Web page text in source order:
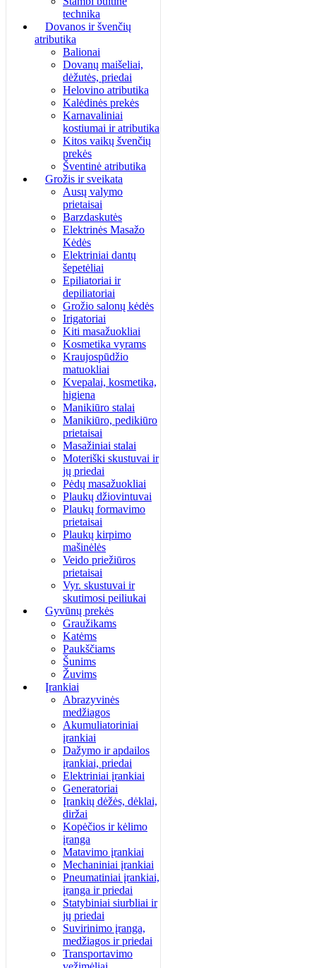
technika
Dovanos ir švenčių
atributika
Balionai
Dovanų maišeliai,
dėžutės, priedai
Helovino atributika
Kalėdinės prekės
Karnavaliniai
kostiumai ir atributika
Kitos vaikų švenčių
prekės
Šventinė atributika
Grožis ir sveikata
Ausų valymo
prietaisai
Barzdaskutės
Elektrinės Masažo
Kėdės
Elektriniai dantų
šepetėliai
Epiliatoriai ir
depiliatoriai
Grožio salonų kėdės
Irigatoriai
Kiti masažuokliai
Kosmetika vyrams
Kraujospūdžio
matuokliai
Kvepalai, kosmetika,
higiena
Manikiūro stalai
Manikiūro, pedikiūro
prietaisai
Masažiniai stalai
Moteriški skustuvai ir
jų priedai
Pėdų masažuokliai
Plaukų džiovintuvai
Plaukų formavimo
prietaisai
Plaukų kirpimo
mašinėlės
Veido priežiūros
prietaisai
Vyr. skustuvai ir
skutimosi peiliukai
Gyvūnų prekės
Graužikams
Katėms
Paukščiams
Šunims
Žuvims
Įrankiai
Abrazyvinės
medžiagos
Akumuliatoriniai
įrankiai
Dažymo ir apdailos
įrankiai, priedai
Elektriniai įrankiai
Generatoriai
Įrankių dėžės, dėklai,
diržai
Kopėčios ir kėlimo
įranga
Matavimo įrankiai
Mechaniniai įrankiai
Pneumatiniai įrankiai,
įranga ir priedai
Statybiniai siurbliai ir
jų priedai
Suvirinimo įranga,
medžiagos ir priedai
Transportavimo